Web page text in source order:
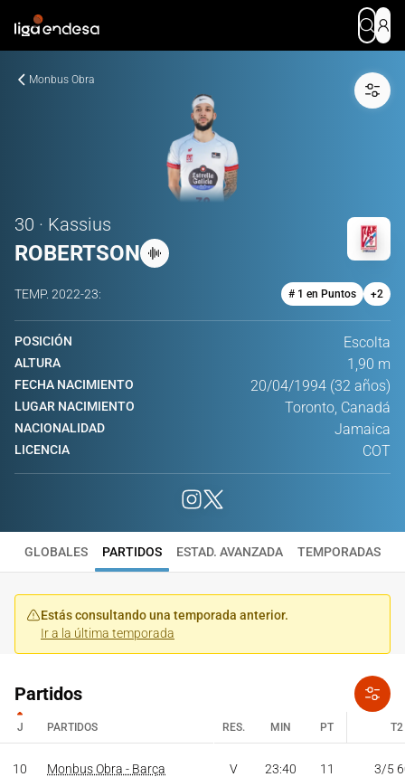
Monbus Obra
30 · Kassius
ROBERTSON
TEMP. 2022-23: # 1 en Puntos +2
POSICIÓN Escolta
ALTURA 1,90 m
FECHA NACIMIENTO 20/04/1994 (32 años)
LUGAR NACIMIENTO Toronto, Canadá
NACIONALIDAD Jamaica
LICENCIA COT
GLOBALES PARTIDOS ESTAD. AVANZADA TEMPORADAS
Estás consultando una temporada anterior.
Ir a la última temporada
Partidos
J PARTIDOS RES. MIN PT T2
10 Monbus Obra - Barça V 23:40 11 3/5